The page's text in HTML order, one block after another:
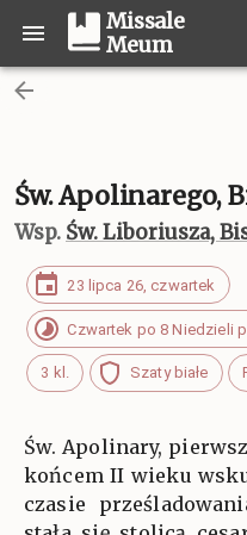
Missale
Meum
Św. Apolinarego,
Wsp. Św. Liboriusza,
23 lipca 26, czwartek
Czwartek po 8 Niedzieli
3 kl. Szaty białe
Św. Apolinary,
końcem II wieku
czasie